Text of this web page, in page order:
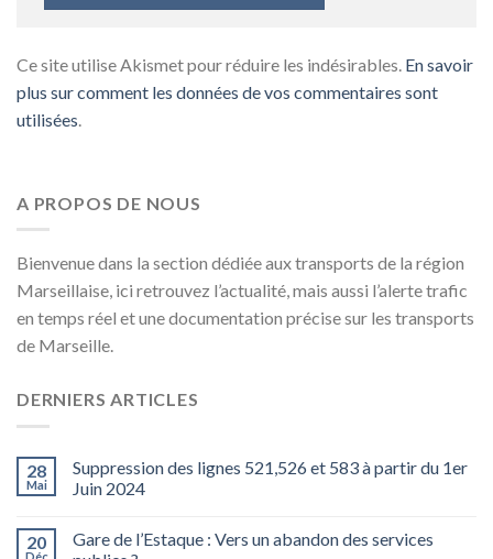
Ce site utilise Akismet pour réduire les indésirables. En savoir
plus sur comment les données de vos commentaires sont
utilisées
A PROPOS DE NOUS
Bienvenue dans la section dédiée aux transports de la région
Marseillaise, ici retrouvez l’actualité, mais aussi l’alerte trafic
en temps réel et une documentation précise sur les transports
de Marseille.
DERNIERS ARTICLES
28
Mai
Suppression des lignes 521,526 et 583 à partir du 1er
Juin 2024
20
Déc
Gare de l’Estaque : Vers un abandon des services